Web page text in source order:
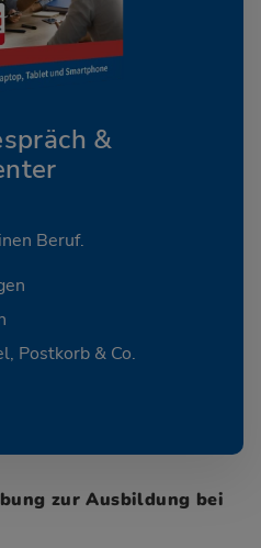
&
Beruf.
Postkorb & Co.
zur Ausbildung bei